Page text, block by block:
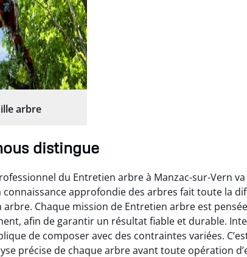
arbre
distingue
du Entretien arbre à Manzac-sur-Vern
connaissance approfondie des arbres fait toute la
arbre. Chaque mission de Entretien arbre est
afin de garantir un résultat fiable et durable.
de composer avec des contraintes variées.
précise de chaque arbre avant toute opération